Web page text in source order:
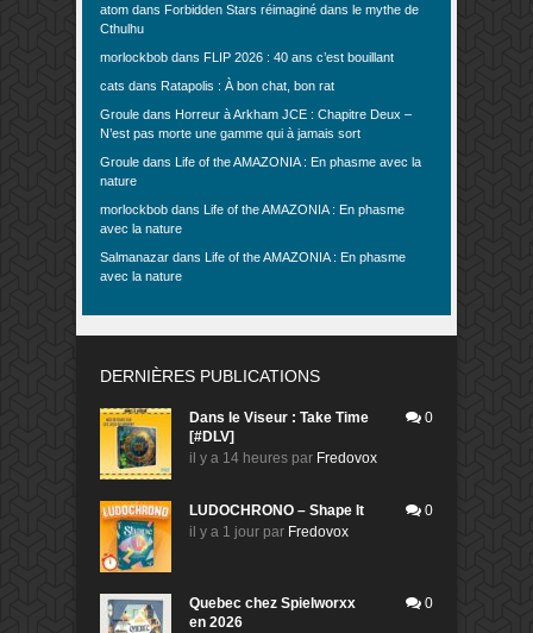
atom dans Forbidden Stars réimaginé dans le mythe de
Cthulhu
morlockbob dans FLIP 2026 : 40 ans c’est bouillant
cats dans Ratapolis : À bon chat, bon rat
Groule dans Horreur à Arkham JCE : Chapitre Deux –
N’est pas morte une gamme qui à jamais sort
Groule dans Life of the AMAZONIA : En phasme avec la
nature
morlockbob dans Life of the AMAZONIA : En phasme
avec la nature
Salmanazar dans Life of the AMAZONIA : En phasme
avec la nature
DERNIÈRES PUBLICATIONS
Dans le Viseur : Take Time
[#DLV]
il y a 14 heures par Fredovox
0
LUDOCHRONO – Shape It
il y a 1 jour par Fredovox
0
Quebec chez Spielworxx
en 2026
0